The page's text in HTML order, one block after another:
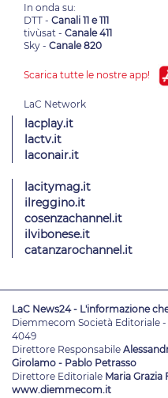
In onda su:
DTT - Canali 11 e 111
tivùsat - Canale 411
Sky - Canale 820
Scarica tutte le nostre app!
lacplay.it
lactv.it
laconair.it
lacitymag.it
ilreggino.it
cosenzachannel.it
ilvibonese.it
catanzarochannel.it
LaC News24 - L'informazione
Diemmecom Società Editoriale -
4049
Direttore Responsabile
Girolamo - Pablo Petrasso
Direttore Editoriale Maria Grazia
www.diemmecom.it